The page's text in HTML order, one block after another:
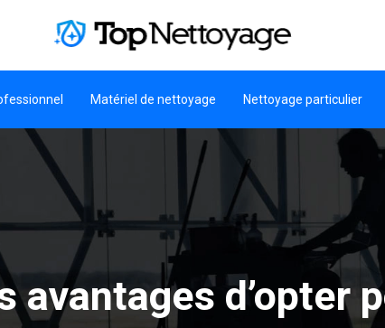
Matériel de nettoyage Nettoyage particulier
avantages d’opter